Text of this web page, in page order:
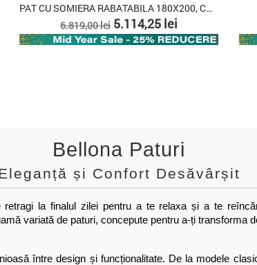
PAT CU SOMIERA RABATABILA 180X200, COZY
Pret
de
baza
6.819,00 lei Pret
5.114,25 lei
Bellona Paturi
și Confort Desăvârșit
retragi la finalul zilei pentru a te relaxa și a te
variată de paturi, concepute pentru a-ți transforma
între design și funcționalitate. De la modele